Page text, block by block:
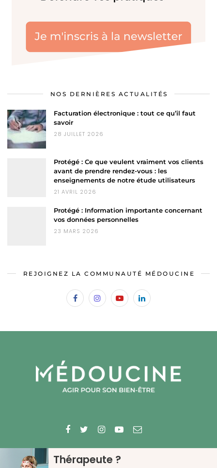
Thérapeute ?
NOS DERNIÈRES ACTUALITÉS
Facturation électronique : tout ce qu’il faut
savoir
28 JUILLET 2026
Protégé : Ce que veulent vraiment vos clients
avant de prendre rendez-vous : les
enseignements de notre étude utilisateurs
21 AVRIL 2026
Protégé : Information importante concernant
vos données personnelles
23 MARS 2026
REJOIGNEZ LA COMMUNAUTÉ MÉDOUCINE